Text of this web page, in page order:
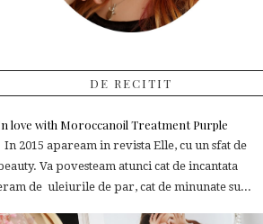
DE RECITIT
love with Moroccanoil Treatment Purple
In 2015 apaream in revista Elle, cu un sfat de
Va povesteam atunci cat de incantata
de uleiurile de par, cat de minunate su...